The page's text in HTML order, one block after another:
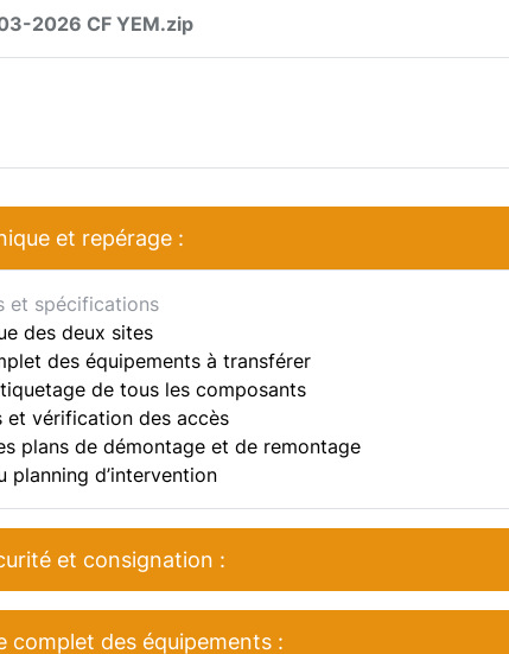
2026 CF YEM.zip
et repérage :
et spécifications
des deux sites
des équipements à transférer
de tous les composants
et vérification des accès
plans de démontage et de remontage
planning d’intervention
et consignation :
complet des équipements :